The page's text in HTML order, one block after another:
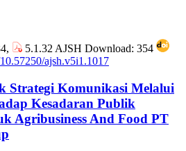
5.1.32 AJSH Download: 354
ajsh.v5i1.1017
Strategi Komunikasi Melalui
Kesadaran Publik
Agribusiness And Food PT